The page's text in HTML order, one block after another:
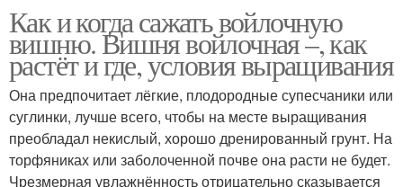
Как и когда сажать войлочную
вишню. Вишня войлочная –, как
растёт и где, условия выращивания
Она предпочитает лёгкие, плодородные супесчаники или
суглинки, лучше всего, чтобы на месте выращивания
преобладал некислый, хорошо дренированный грунт. На
торфяниках или заболоченной почве она расти не будет.
Чрезмерная увлажнённость отрицательно сказывается